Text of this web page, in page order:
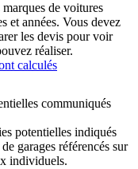
de voitures
et années. Vous devez
les devis pour voir
réaliser.
calculés
communiqués
potentielles indiqués
garages référencés sur
individuels.